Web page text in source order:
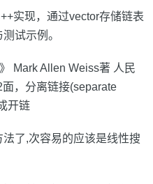
实现，通过vector存储链表
试示例。
Mark Allen Weiss著 人民
，分离链接(separate
开链
了,次容易的应该是线性搜